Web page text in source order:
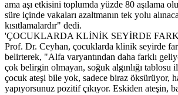
ama aşı etkisini toplumda yüzde 80 aşılama
süre içinde vakaları azaltmanın tek yolu
kısıtlamalardır" dedi.
'ÇOCUKLARDA KLİNİK SEYİRDE
Prof. Dr. Ceyhan, çocuklarda klinik seyirde
belirterek, "Alfa varyantından daha farklı
çok belirgin olmayan, soğuk algınlığı tablosu
çocuk ateşi bile yok, sadece biraz öksürüyor,
yapıyorsunuz pozitif çıkıyor. Eskiden ateşin,